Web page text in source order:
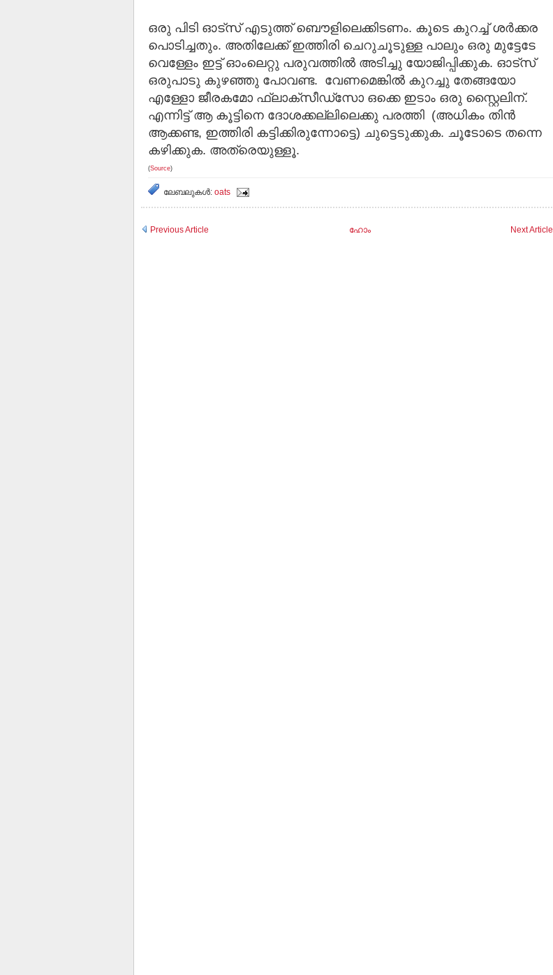
ഒരു പിടി ഓട്സ് എടുത്ത് ബൌളിലെക്കിടണം. കൂടെ കുറച്ച് ശർക്കര
പൊടിച്ചതും. അതിലേക്ക് ഇത്തിരി ചെറുചൂടുള്ള പാലും ഒരു മുട്ടേടേ
വെള്ളേം ഇട്ട് ഓം‌ലെറ്റു പരുവത്തിൽ അടിച്ചു യോജിപ്പിക്കുക. ഓട്സ്
ഒരുപാടു കുഴഞ്ഞു പോവണ്ട. വേണമെങ്കിൽ കുറച്ചു തേങ്ങയോ
എള്ളോ ജീരകമോ ഫ്ലാക്സീഡ്സോ ഒക്കെ ഇടാം ഒരു സ്റ്റൈലിന്.
എന്നിട്ട് ആ കൂട്ടിനെ ദോശക്കല്ലിലെക്കു പരത്തി (അധികം തിൻ
ആക്കണ്ട, ഇത്തിരി കട്ടിക്കിരുന്നോട്ടെ) ചുട്ടെടുക്കുക. ചൂടോടെ തന്നെ
കഴിക്കുക. അത്രെയുള്ളൂ.
(Source)
ലേബലുകള്‍: oats
Previous Article Next Article
ഹോം